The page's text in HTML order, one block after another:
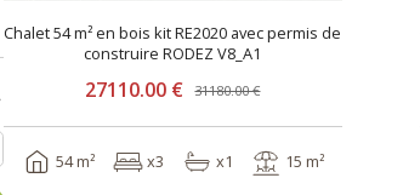
Chalet 54 m² en bois kit RE2020 avec permis de
construire RODEZ V8_A1
27110.00 € 31180.00 €
54 m² x3 x1 15 m²